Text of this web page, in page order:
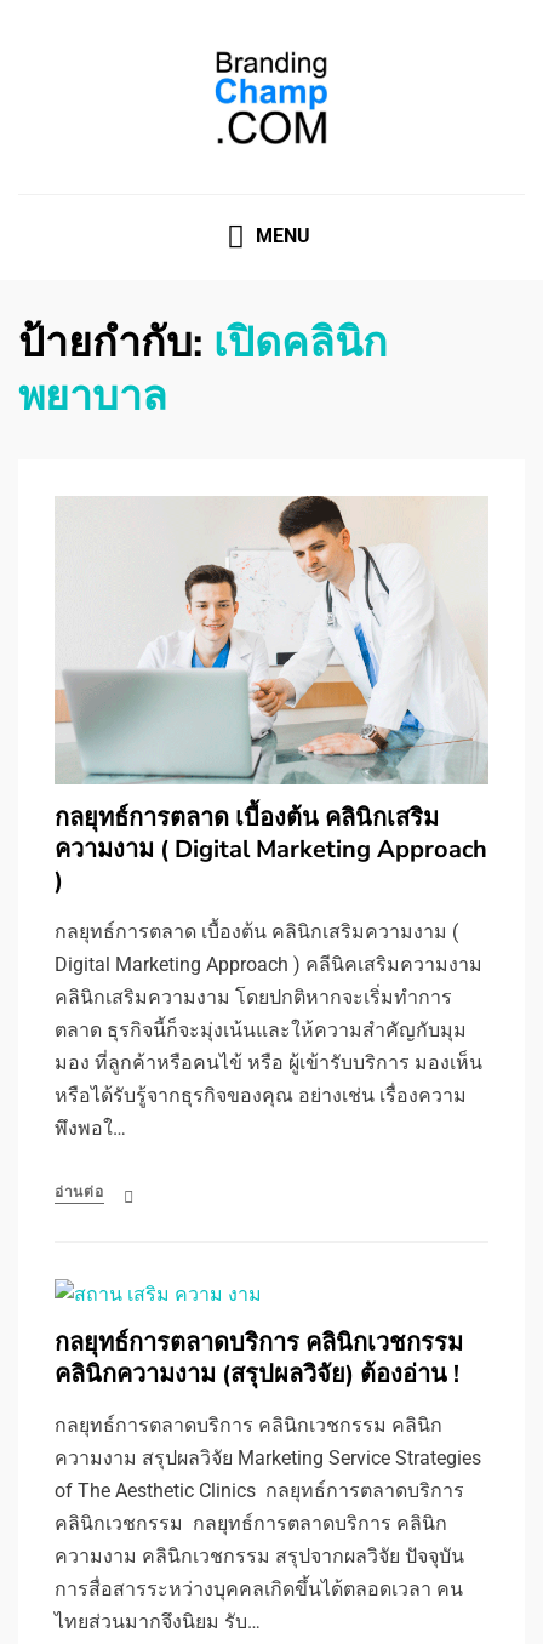
MENU
ป้ายกำกับ: เปิดคลินิก
พยาบาล
กลยุทธ์การตลาด เบื้องต้น คลินิกเสริม
ความงาม ( Digital Marketing Approach
)
กลยุทธ์การตลาด เบื้องต้น คลินิกเสริมความงาม (
Digital Marketing Approach ) คลีนิคเสริมความงาม
คลินิกเสริมความงาม โดยปกติหากจะเริ่มทำการ
ตลาด ธุรกิจนี้ก็จะมุ่งเน้นและให้ความสำคัญกับมุม
มอง ที่ลูกค้าหรือคนไข้ หรือ ผู้เข้ารับบริการ มองเห็น
หรือได้รับรู้จากธุรกิจของคุณ อย่างเช่น เรื่องความ
พึงพอใ…
อ่านต่อ
กลยุทธ์การตลาดบริการ คลินิกเวชกรรม
คลินิกความงาม (สรุปผลวิจัย) ต้องอ่าน !
กลยุทธ์การตลาดบริการ คลินิกเวชกรรม คลินิก
ความงาม สรุปผลวิจัย Marketing Service Strategies
of The Aesthetic Clinics กลยุทธ์การตลาดบริการ
คลินิกเวชกรรม กลยุทธ์การตลาดบริการ คลินิก
ความงาม คลินิกเวชกรรม สรุปจากผลวิจัย ปัจจุบัน
การสื่อสารระหว่างบุคคลเกิดขึ้นได้ตลอดเวลา คน
ไทยส่วนมากจึงนิยม รับ…